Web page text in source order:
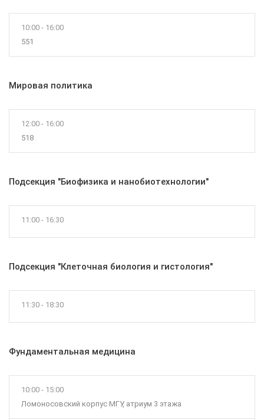
10:00 - 16:00
551
Мировая политика
12:00 - 16:00
518
Подсекция "Биофизика и нанобиотехнологии"
11:00 - 16:30
Подсекция "Клеточная биология и гистология"
11:30 - 18:30
Фундаментальная медицина
10:00 - 15:00
Ломоносовский корпус МГУ, атриум 3 этажа